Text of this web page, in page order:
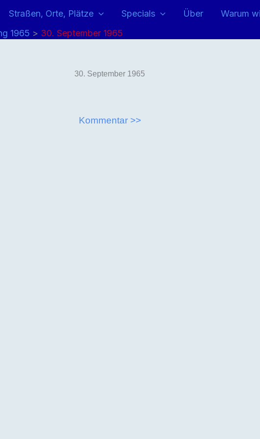
Straßen, Orte, Plätze Specials Über Warum
1965 30. September 1965
30. September 1965
Kommentar >>